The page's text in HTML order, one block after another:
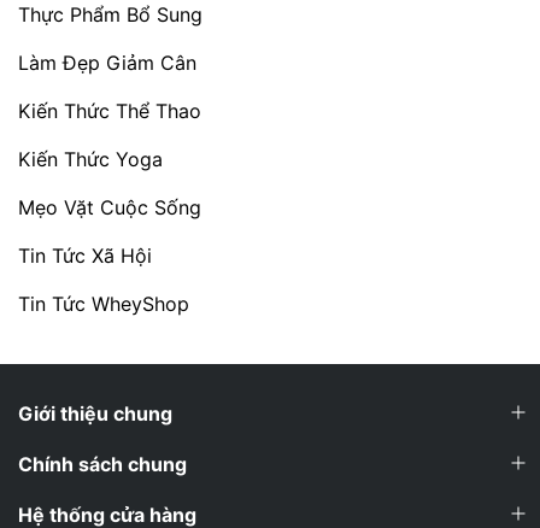
Thực Phẩm Bổ Sung
Làm Đẹp Giảm Cân
Kiến Thức Thể Thao
Kiến Thức Yoga
Mẹo Vặt Cuộc Sống
Tin Tức Xã Hội
Tin Tức WheyShop
Giới thiệu chung
Chính sách chung
Hệ thống cửa hàng